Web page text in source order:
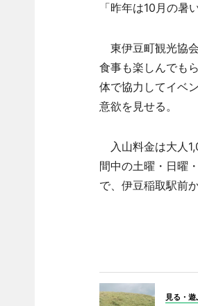
「昨年は10月の暑
東伊豆町観光協
食事も楽しんでも
体で協力してイベ
意欲を見せる。
入山料金は大人
間中の土曜・日曜
で、伊豆稲取駅前
見る・遊